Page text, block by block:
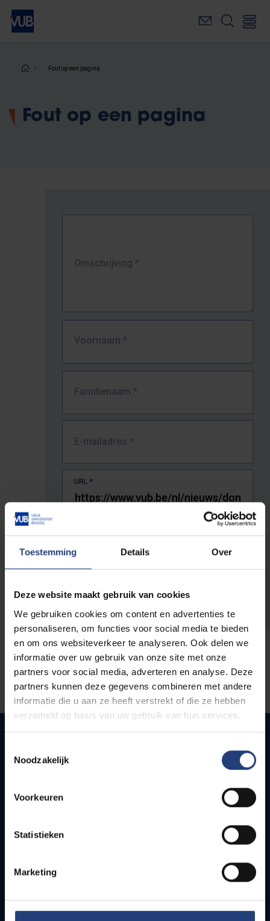
Toestemming Details Over
Deze website maakt gebruik van cookies
We gebruiken cookies om content en advertenties te
personaliseren, om functies voor social media te bieden
en om ons websiteverkeer te analyseren. Ook delen we
informatie over uw gebruik van onze site met onze
partners voor social media, adverteren en analyse. Deze
partners kunnen deze gegevens combineren met andere
informatie die u aan ze heeft verstrekt of die ze hebben
verzameld op basis van uw gebruik van hun services.
Noodzakelijk
Voorkeuren
Statistieken
Marketing
Overslaan
naar
inhoudKruimelpad
Fout op een pagina
Fout op een pagina
Omschrijving *
Voornaam *
Familienaam *
E-mailadres *
URL *
De volledige URL van de pagina waar je de fout zag.
Snel naar
Bereikbaarheid